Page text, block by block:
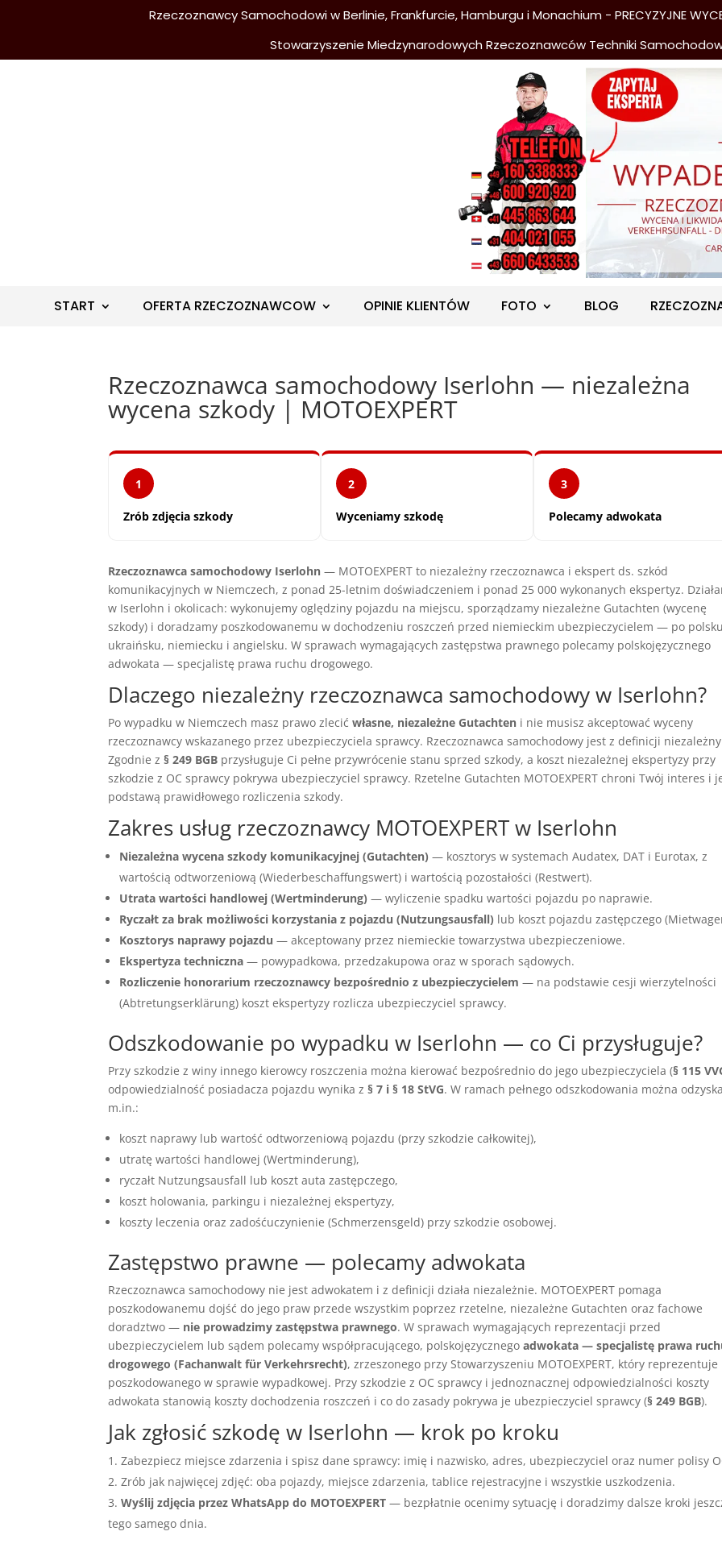
Rzeczoznawcy Samochodowi w Berlinie, Frankfurcie, Hamburgu i Monachium - PRECYZYJNE
Stowarzyszenie Miedzynarodowych Rzeczoznawców Techniki
START OFERTA RZECZOZNAWCOW OPINIE KLIENTÓW FOTO BLOG
Rzeczoznawca samochodowy Iserlohn — niezależna
wycena szkody | MOTOEXPERT
1
Zrób zdjęcia szkody
2
Wyceniamy szkodę
3
Polecamy adwokata
Rzeczoznawca samochodowy Iserlohn — MOTOEXPERT to niezależny rzeczoznawca i ekspert ds. szkód
komunikacyjnych w Niemczech, z ponad 25-letnim doświadczeniem i ponad 25 000 wykonanych ekspertyz.
w Iserlohn i okolicach: wykonujemy oględziny pojazdu na miejscu, sporządzamy niezależne Gutachten (wycenę
szkody) i doradzamy poszkodowanemu w dochodzeniu roszczeń przed niemieckim ubezpieczycielem — po
ukraińsku, niemiecku i angielsku. W sprawach wymagających zastępstwa prawnego polecamy polskojęzycznego
adwokata — specjalistę prawa ruchu drogowego.
Dlaczego niezależny rzeczoznawca samochodowy w Iserlohn?
Po wypadku w Niemczech masz prawo zlecićwłasne, niezależne Gutachten i nie musisz akceptować wyceny
rzeczoznawcy wskazanego przez ubezpieczyciela sprawcy. Rzeczoznawca samochodowy jest z definicji
Zgodnie z§ 249 BGB przysługuje Ci pełne przywrócenie stanu sprzed szkody, a koszt niezależnej ekspertyzy przy
szkodzie z OC sprawcy pokrywa ubezpieczyciel sprawcy. Rzetelne Gutachten MOTOEXPERT chroni Twój interes i
podstawą prawidłowego rozliczenia szkody.
Zakres usług rzeczoznawcy MOTOEXPERT w Iserlohn
Niezależna wycena szkody komunikacyjnej (Gutachten) — kosztorys w systemach Audatex, DAT i Eurotax, z
wartością odtworzeniową (Wiederbeschaffungswert) i wartością pozostałości (Restwert).
Utrata wartości handlowej (Wertminderung) — wyliczenie spadku wartości pojazdu po naprawie.
Ryczałt za brak możliwości korzystania z pojazdu (Nutzungsausfall) lub koszt pojazdu zastępczego
Kosztorys naprawy pojazdu — akceptowany przez niemieckie towarzystwa ubezpieczeniowe.
Ekspertyza techniczna — powypadkowa, przedzakupowa oraz w sporach sądowych.
Rozliczenie honorarium rzeczoznawcy bezpośrednio z ubezpieczycielem — na podstawie cesji wierzytelności
(Abtretungserklärung) koszt ekspertyzy rozlicza ubezpieczyciel sprawcy.
Odszkodowanie po wypadku w Iserlohn — co Ci przysługuje?
Przy szkodzie z winy innego kierowcy roszczenia można kierować bezpośrednio do jego ubezpieczyciela (§ 115
odpowiedzialność posiadacza pojazdu wynika z§ 7 i § 18 StVG. W ramach pełnego odszkodowania można
m.in.:
koszt naprawy lub wartość odtworzeniową pojazdu (przy szkodzie całkowitej),
utratę wartości handlowej (Wertminderung),
ryczałt Nutzungsausfall lub koszt auta zastępczego,
koszt holowania, parkingu i niezależnej ekspertyzy,
koszty leczenia oraz zadośćuczynienie (Schmerzensgeld) przy szkodzie osobowej.
Zastępstwo prawne — polecamy adwokata
Rzeczoznawca samochodowy nie jest adwokatem i z definicji działa niezależnie. MOTOEXPERT pomaga
poszkodowanemu dojść do jego praw przede wszystkim poprzez rzetelne, niezależne Gutachten oraz fachowe
doradztwo — nie prowadzimy zastępstwa prawnego. W sprawach wymagających reprezentacji przed
ubezpieczycielem lub sądem polecamy współpracującego, polskojęzycznegoadwokata — specjalistę prawa
drogowego (Fachanwalt für Verkehrsrecht), zrzeszonego przy Stowarzyszeniu MOTOEXPERT, który reprezentuje
poszkodowanego w sprawie wypadkowej. Przy szkodzie z OC sprawcy i jednoznacznej odpowiedzialności koszty
adwokata stanowią koszty dochodzenia roszczeń i co do zasady pokrywa je ubezpieczyciel sprawcy (§ 249 BGB).
Jak zgłosić szkodę w Iserlohn — krok po kroku
Zabezpiecz miejsce zdarzenia i spisz dane sprawcy: imię i nazwisko, adres, ubezpieczyciel oraz numer polisy
Zrób jak najwięcej zdjęć: oba pojazdy, miejsce zdarzenia, tablice rejestracyjne i wszystkie uszkodzenia.
Wyślij zdjęcia przez WhatsApp do MOTOEXPERT — bezpłatnie ocenimy sytuację i doradzimy dalsze kroki
tego samego dnia.